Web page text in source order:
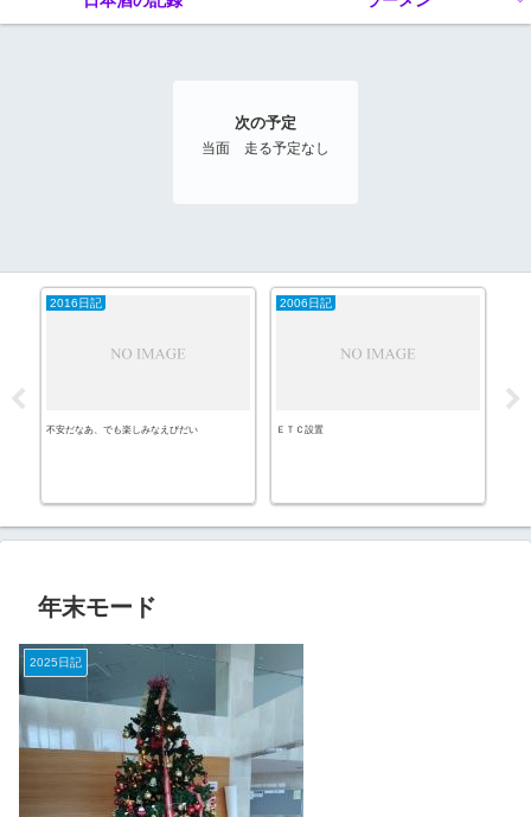
次の予定
当面 走る予定なし
2016日記
不安だなあ、でも楽しみなえびだい
2006日記
ＥＴＣ設置
年末モード
2025日記